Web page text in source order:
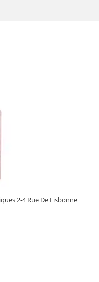
2-4 Rue De Lisbonne